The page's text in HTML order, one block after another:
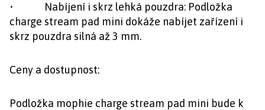
• Nabíjení i skrz lehká pouzdra: Podložka
charge stream pad mini dokáže nabíjet zařízení i
skrz pouzdra silná až 3 mm.
Ceny a dostupnost:
Podložka mophie charge stream pad mini bude k